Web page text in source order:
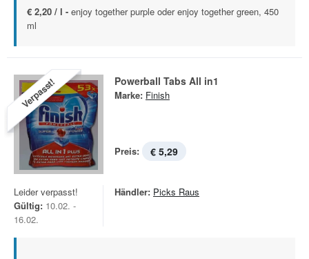
€ 2,20 / l - enjoy together purple oder enjoy together green, 450
ml
Verpasst! Powerball Tabs All in1
Marke: Finish
Preis: € 5,29
Leider verpasst!
Gültig: 10.02. -
16.02.
Händler: Picks Raus